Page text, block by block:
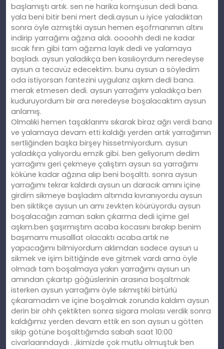
başlamıştı artık. sen ne harika komşusun dedi bana.
yala beni bitir beni mert dedi.aysun u iyice yaladıktan
sonra öyle azmıştıki aysun hemen eşofmanımın altını
indirip yarrağımı ağzına aldı. oooohh dedi ne kadar
sıcak fırın gibi tam ağzıma layık dedi ve yalamaya
başladı. aysun yaladıkça ben kasılıoyrdum neredeyse
aysun a tecavüz edecektim. bunu aysun a söyledim
oda istiyorsan fantezini uygularız aşkım dedi bana.
merak etmesen dedi. aysun yarrağımı yaladıkça ben
kuduruyordum bir ara neredeyse boşalacaktım aysun
anlamış.
Olmalıki hemen taşaklarımı sıkarak biraz ağrı verdi bana
ve yalamaya devam etti kaldığı yerden artık yarrağımın
sertliğinden başka birşey hissetmiyordum. aysun
yaladıkça yalıyordu emzik gibi. ben geliyorum dedim
yarrağımı geri çekmeye çalıştım aysun sa yarrağımı
köküne kadar ağzına alıp beni boşalttı. sonra aysun
yarrağımı tekrar kaldırdı aysun un daracık amını içine
girdim sikmeye başladım altımda kıvranıyordu aysun
ben siktikçe aysun un amı zevkten köürüyordu aysun
boşalacağın zaman sakın çıkarma dedi içime gel
aşkım.ben şaşırmıştım acaba kocasını bırakıp benim
başımamı musalllat olacaktı acaba.artık ne
yapacağımı bilmiyordum aklımdan sadece aysun u
sikmek ve işim bittiğinde eve gitmek vardı ama öyle
olmadı tam boşalmaya yakın yarrağımı aysun un
amından çıkartıp göğüslerinin arasına boşaltmak
isterken aysun yarrağımı öyle sıkmıştıki birtürlü
çıkaramadım ve içine boşalmak zorunda kaldım aysun
derin bir ohh çektikten sonra sigara molası verdik sonra
kaldığımız yerden devam ettik en son aysun u götten
sikip götüne boşalttığımda sabah saat 10:00
civarlaarındaydı . ,ikimizde çok mutlu olmuştuk ben